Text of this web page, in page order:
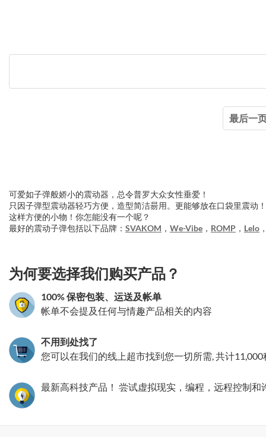
最后一
可爱如子弹般娇小的震动器，总令普罗大众女性垂爱！
只因子弹型震动器轻巧方便，造型简洁昜用。更能够放在口袋里震动！
这样方便的小物！你怎能没有一个呢？
最好的震动子弹包括以下品牌： SVAKOM ， We-Vibe ， ROMP ， Lelo
为何要选择我们购买产品？
100% 保密包装、运送及帐单
帐单不会提及任何与情趣产品相关的内容
不用到处找了
您可以在我们的线上超市找到您一切所需, 共计11,000
最新高科技产品！ 尝试虚拟现实，编程，远程控制